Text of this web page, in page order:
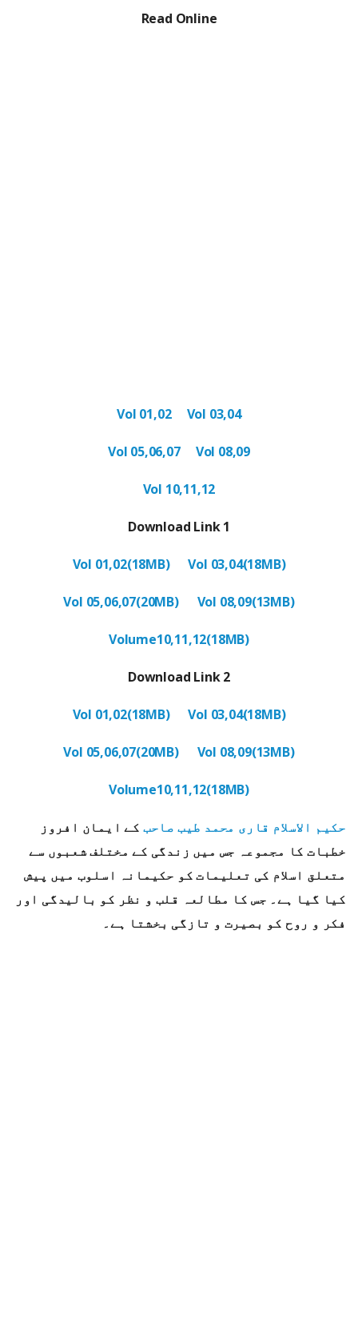
Read Online
Vol 01,02 Vol 03,04
Vol 05,06,07 Vol 08,09
Vol 10,11,12
Download Link 1
Vol 01,02(18MB) Vol 03,04(18MB)
Vol 05,06,07(20MB) Vol 08,09(13MB)
Volume10,11,12(18MB)
Download Link 2
Vol 01,02(18MB) Vol 03,04(18MB)
Vol 05,06,07(20MB) Vol 08,09(13MB)
Volume10,11,12(18MB)
حکیم الاسلام قاری محمد طیب صاحب کے ایمان افروز
خطبات کا مجموعہ جس میں زندگی کے مختلف شعبوں سے
متعلق اسلام کی تعلیمات کو حکیمانہ اسلوب میں پیش
کیا گیا ہے۔ جس کا مطالعہ قلب و نظر کو بالیدگی اور
فکر و روح کو بصیرت و تازگی بخشتا ہے۔